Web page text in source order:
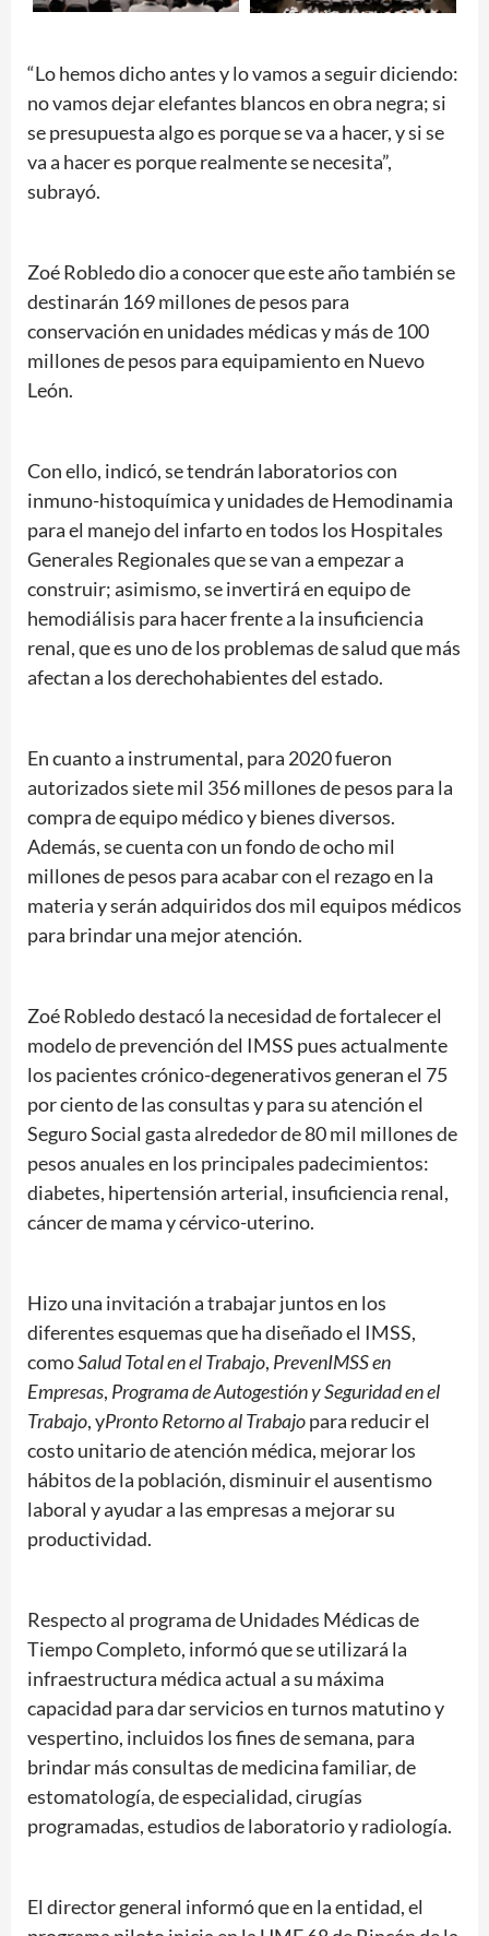
“Lo hemos dicho antes y lo vamos a seguir diciendo:
no vamos dejar elefantes blancos en obra negra; si
se presupuesta algo es porque se va a hacer, y si se
va a hacer es porque realmente se necesita”,
subrayó.
Zoé Robledo dio a conocer que este año también se
destinarán 169 millones de pesos para
conservación en unidades médicas y más de 100
millones de pesos para equipamiento en Nuevo
León.
Con ello, indicó, se tendrán laboratorios con
inmuno-histoquímica y unidades de Hemodinamia
para el manejo del infarto en todos los Hospitales
Generales Regionales que se van a empezar a
construir; asimismo, se invertirá en equipo de
hemodiálisis para hacer frente a la insuficiencia
renal, que es uno de los problemas de salud que más
afectan a los derechohabientes del estado.
En cuanto a instrumental, para 2020 fueron
autorizados siete mil 356 millones de pesos para la
compra de equipo médico y bienes diversos.
Además, se cuenta con un fondo de ocho mil
millones de pesos para acabar con el rezago en la
materia y serán adquiridos dos mil equipos médicos
para brindar una mejor atención.
Zoé Robledo destacó la necesidad de fortalecer el
modelo de prevención del IMSS pues actualmente
los pacientes crónico-degenerativos generan el 75
por ciento de las consultas y para su atención el
Seguro Social gasta alrededor de 80 mil millones de
pesos anuales en los principales padecimientos:
diabetes, hipertensión arterial, insuficiencia renal,
cáncer de mama y cérvico-uterino.
Hizo una invitación a trabajar juntos en los
diferentes esquemas que ha diseñado el IMSS,
comoSalud Total en el Trabajo, PrevenIMSS en
Empresas, Programa de Autogestión y Seguridad en el
Trabajo, yPronto Retorno al Trabajopara reducir el
costo unitario de atención médica, mejorar los
hábitos de la población, disminuir el ausentismo
laboral y ayudar a las empresas a mejorar su
productividad.
Respecto al programa de Unidades Médicas de
Tiempo Completo, informó que se utilizará la
infraestructura médica actual a su máxima
capacidad para dar servicios en turnos matutino y
vespertino, incluidos los fines de semana, para
brindar más consultas de medicina familiar, de
estomatología, de especialidad, cirugías
programadas, estudios de laboratorio y radiología.
El director general informó que en la entidad, el